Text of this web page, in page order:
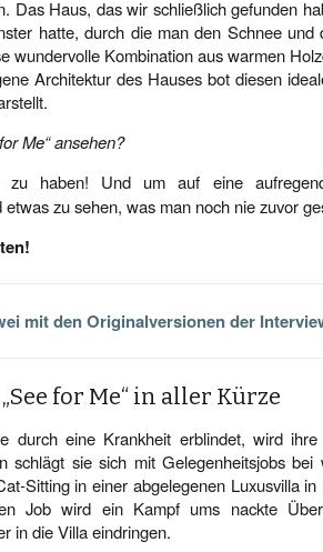
Das Haus, das wir schließlich gefunden
hatte, durch die man den Schnee und
wundervolle Kombination aus warmen
Architektur des Hauses bot diesen
Me“ ansehen?
haben! Und um auf eine
zu sehen, was man noch nie zuvor
mit den Originalversionen der
„See for Me“ in aller Kürze
durch eine Krankheit erblindet, wird ihre
schlägt sie sich mit Gelegenheitsjobs bei
Sitting in einer abgelegenen Luxusvilla
Job wird ein Kampf ums nackte
in die Villa eindringen.